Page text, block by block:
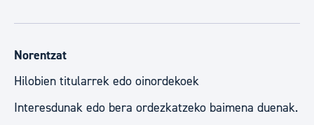
Norentzat
Hilobien titularrek edo oinordekoek
Interesdunak edo bera ordezkatzeko baimena duenak.